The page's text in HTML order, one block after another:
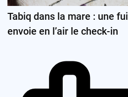
Tabiq dans la mare : une
envoie en l’air le check-in